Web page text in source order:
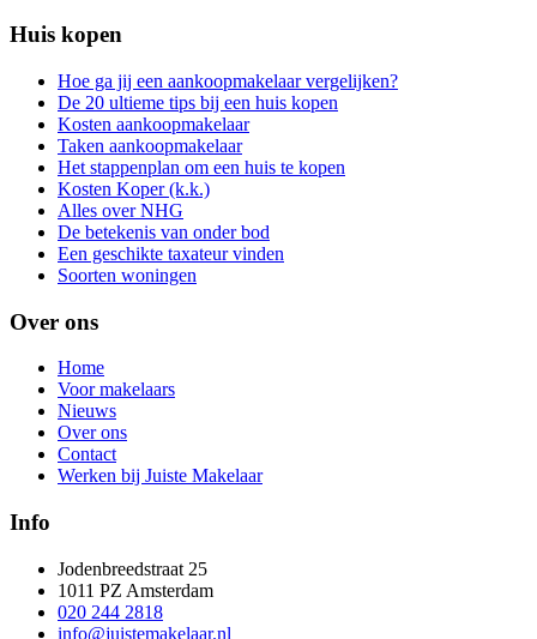
Huis kopen
Hoe ga jij een aankoopmakelaar vergelijken?
De 20 ultieme tips bij een huis kopen
Kosten aankoopmakelaar
Taken aankoopmakelaar
Het stappenplan om een huis te kopen
Kosten Koper (k.k.)
Alles over NHG
De betekenis van onder bod
Een geschikte taxateur vinden
Soorten woningen
Over ons
Home
Voor makelaars
Nieuws
Over ons
Contact
Werken bij Juiste Makelaar
Info
Jodenbreedstraat 25
1011 PZ Amsterdam
020 244 2818
info@juistemakelaar.nl